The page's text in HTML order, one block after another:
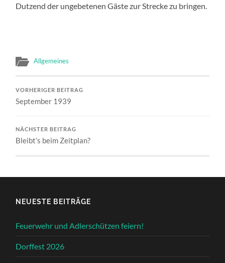
Dutzend der ungebetenen Gäste zur Strecke zu bringen.
Allgemeines
VORHERIGER BEITRAG
September 1939
NÄCHSTER BEITRAG
Bleibt’s beim Zeitplan?
NEUESTE BEITRÄGE
Feuerwehr und Adlerschützen feiern!
Dorffest 2026